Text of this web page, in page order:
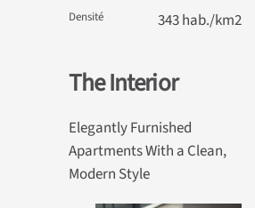
Densité 343 hab./km2
The Interior
Elegantly Furnished
Apartments With a Clean,
Modern Style